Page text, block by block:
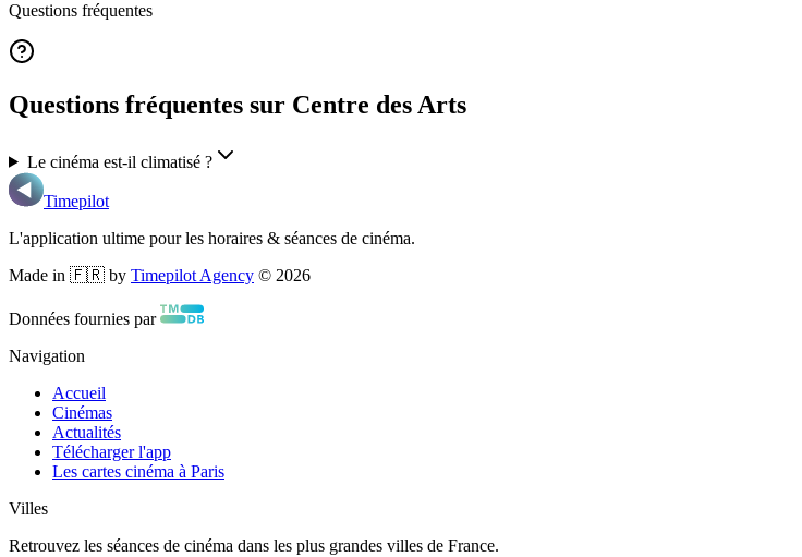
Questions fréquentes
Questions fréquentes sur Centre des Arts
Le cinéma est-il climatisé ?
Timepilot
L'application ultime pour les horaires & séances de cinéma.
Made in 🇫🇷 by Timepilot Agency © 2026
Données fournies par
Navigation
Accueil
Cinémas
Actualités
Télécharger l'app
Les cartes cinéma à Paris
Villes
Retrouvez les séances de cinéma dans les plus grandes villes de France.